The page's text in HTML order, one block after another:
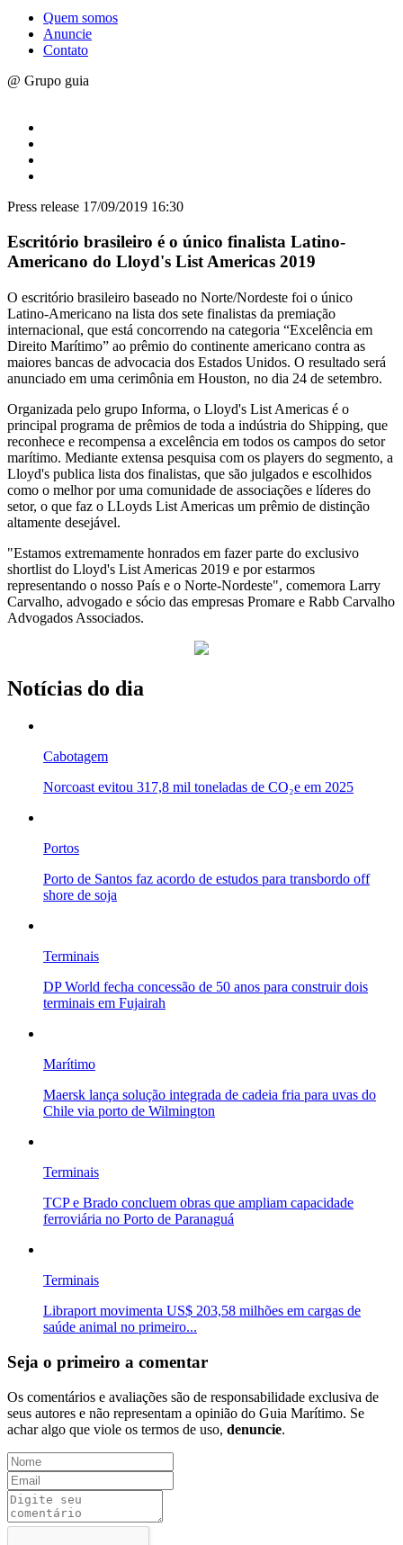
Quem somos
Anuncie
Contato
@ Grupo guia
Press release 17/09/2019 16:30
Escritório brasileiro é o único finalista Latino-
Americano do Lloyd's List Americas 2019
O escritório brasileiro baseado no Norte/Nordeste foi o único
Latino-Americano na lista dos sete finalistas da premiação
internacional, que está concorrendo na categoria “Excelência em
Direito Marítimo” ao prêmio do continente americano contra as
maiores bancas de advocacia dos Estados Unidos. O resultado será
anunciado em uma cerimônia em Houston, no dia 24 de setembro.
Organizada pelo grupo Informa, o Lloyd's List Americas é o
principal programa de prêmios de toda a indústria do Shipping, que
reconhece e recompensa a excelência em todos os campos do setor
marítimo. Mediante extensa pesquisa com os players do segmento, a
Lloyd's publica lista dos finalistas, que são julgados e escolhidos
como o melhor por uma comunidade de associações e líderes do
setor, o que faz o LLoyds List Americas um prêmio de distinção
altamente desejável.
"Estamos extremamente honrados em fazer parte do exclusivo
shortlist do Lloyd's List Americas 2019 e por estarmos
representando o nosso País e o Norte-Nordeste", comemora Larry
Carvalho, advogado e sócio das empresas Promare e Rabb Carvalho
Advogados Associados.
Notícias do dia
Cabotagem
Norcoast evitou 317,8 mil toneladas de CO₂e em 2025
Portos
Porto de Santos faz acordo de estudos para transbordo off
shore de soja
Terminais
DP World fecha concessão de 50 anos para construir dois
terminais em Fujairah
Marítimo
Maersk lança solução integrada de cadeia fria para uvas do
Chile via porto de Wilmington
Terminais
TCP e Brado concluem obras que ampliam capacidade
ferroviária no Porto de Paranaguá
Terminais
Libraport movimenta US$ 203,58 milhões em cargas de
saúde animal no primeiro...
Seja o primeiro a comentar
Os comentários e avaliações são de responsabilidade exclusiva de
seus autores e não representam a opinião do Guia Marítimo. Se
achar algo que viole os termos de uso, denuncie.